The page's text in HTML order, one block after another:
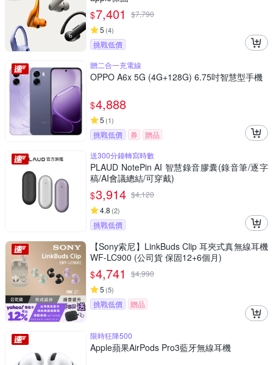
$7,401 $7,790
5 (4)
挑戰低價
贈二合一充電線
OPPO A6x 5G (4G+128G) 6.75吋智慧型手機
$4,888
5 (1)
挑戰低價 券
贈品
送300分鐘轉寫時數
PLAUD NotePin AI 智慧錄音膠囊(錄音筆/逐字
稿/AI會議總結/可穿戴)
$3,914 $4,120
4.8 (2)
挑戰低價
【Sony索尼】LinkBuds Clip 耳夾式真無線耳機
WF-LC900 (公司貨 保固12+6個月)
$4,741 $4,990
5 (5)
挑戰低價 贈品
限時狂降500
Apple蘋果AirPods Pro3藍牙無線耳機